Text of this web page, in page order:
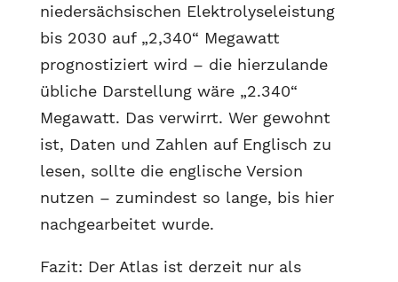
niedersächsischen Elektrolyseleistung
bis 2030 auf „2,340“ Megawatt
prognostiziert wird – die hierzulande
übliche Darstellung wäre „2.340“
Megawatt. Das verwirrt. Wer gewohnt
ist, Daten und Zahlen auf Englisch zu
lesen, sollte die englische Version
nutzen – zumindest so lange, bis hier
nachgearbeitet wurde.
Fazit: Der Atlas ist derzeit nur als